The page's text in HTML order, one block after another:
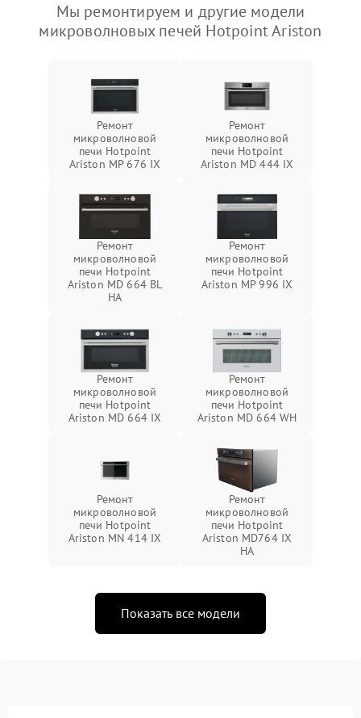
Мы ремонтируем и другие модели
микроволновых печей Hotpoint Ariston
Ремонт
микроволновой
печи Hotpoint
Ariston MP 676 IX
Ремонт
микроволновой
печи Hotpoint
Ariston MD 444 IX
Ремонт
микроволновой
печи Hotpoint
Ariston MD 664 BL
HA
Ремонт
микроволновой
печи Hotpoint
Ariston MP 996 IX
Ремонт
микроволновой
печи Hotpoint
Ariston MD 664 IX
Ремонт
микроволновой
печи Hotpoint
Ariston MD 664 WH
Ремонт
микроволновой
печи Hotpoint
Ariston MN 414 IX
Ремонт
микроволновой
печи Hotpoint
Ariston MD764 IX
HA
Показать все модели